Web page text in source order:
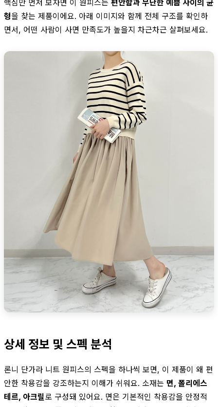
핵심만 먼저 보자면 이 원피스는 편안함과 무난한 예쁨 사이의 균
형을 찾는 제품이에요. 아래 이미지와 함께 전체 구조를 확인하
면서, 어떤 사람이 사면 만족도가 높을지 차근차근 살펴보세요.
상세 정보 및 스펙 분석
론니 단가라 니트 원피스의 스펙을 하나씩 보면, 이 제품이 왜 편
안한 착용감을 강조하는지 이해가 쉬워요. 소재는 면, 폴리에스
테르, 아크릴로 구성돼 있어요. 면은 기본적인 착용감을 안정적